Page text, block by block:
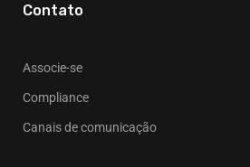
Contato
Associe-se
Compliance
Canais de comunicação